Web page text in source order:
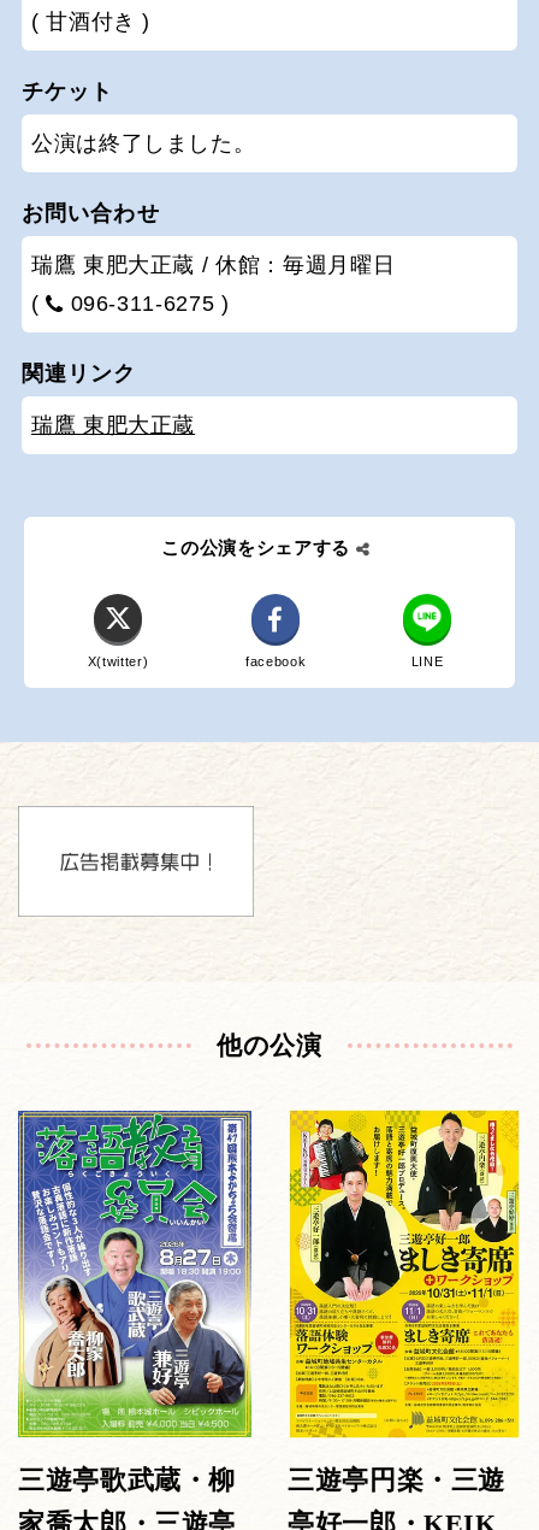
( 甘酒付き )
チケット
公演は終了しました。
お問い合わせ
瑞鷹 東肥大正蔵 / 休館：毎週月曜日
(
096-311-6275 )
関連リンク
瑞鷹 東肥大正蔵
この公演をシェアする
X(twitter) facebook LINE
他の公演
三遊亭歌武蔵・柳
家喬太郎・三遊亭
三遊亭円楽・三遊
亭好一郎・KEIK